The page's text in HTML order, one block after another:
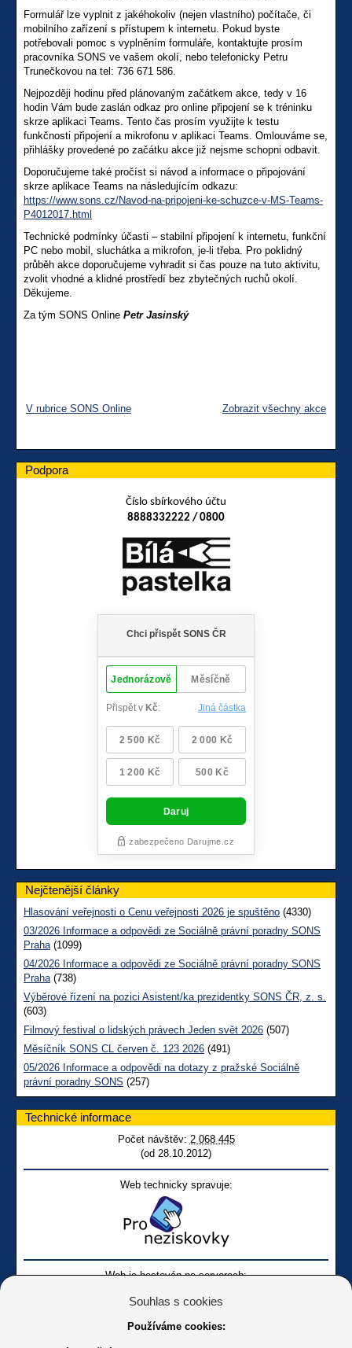
Formulář lze vyplnit z jakéhokoliv (nejen vlastního) počítače, či
mobilního zařízení s přístupem k internetu. Pokud byste
potřebovali pomoc s vyplněním formuláře, kontaktujte prosím
pracovníka SONS ve vašem okolí, nebo telefonicky Petru
Trunečkovou na tel: 736 671 586.
Nejpozději hodinu před plánovaným začátkem akce, tedy v 16
hodin Vám bude zaslán odkaz pro online připojení se k tréninku
skrze aplikaci Teams. Tento čas prosím využijte k testu
funkčnosti připojení a mikrofonu v aplikaci Teams. Omlouváme se,
přihlášky provedené po začátku akce již nejsme schopni odbavit.
Doporučujeme také pročíst si návod a informace o připojování
skrze aplikace Teams na následujícím odkazu:
https://www.sons.cz/Navod-na-pripojeni-ke-schuzce-v-MS-Teams-
P4012017.html
Technické podmínky účasti – stabilní připojení k internetu, funkční
PC nebo mobil, sluchátka a mikrofon, je-li třeba. Pro poklidný
průběh akce doporučujeme vyhradit si čas pouze na tuto aktivitu,
zvolit vhodné a klidné prostředí bez zbytečných ruchů okolí.
Děkujeme.
Za tým SONS Online Petr Jasinský
V rubrice SONS Online Zobrazit všechny akce
Podpora
Číslo sbírkového účtu
8888332222 / 0800
Nejčtenější články
Hlasování veřejnosti o Cenu veřejnosti 2026 je spuštěno (4330)
03/2026 Informace a odpovědi ze Sociálně právní poradny SONS
Praha(1099)
04/2026 Informace a odpovědi ze Sociálně právní poradny SONS
Praha(738)
Výběrové řízení na pozici Asistent/ka prezidentky SONS ČR, z. s.
(603)
Filmový festival o lidských právech Jeden svět 2026 (507)
Měsíčník SONS CL červen č. 123 2026 (491)
05/2026 Informace a odpovědi na dotazy z pražské Sociálně
právní poradny SONS (257)
Technické informace
Počet návštěv: 2 068 445
(od 28.10.2012)
Web technicky spravuje:
Web je hostován na serverech:
Souhlas s cookies
Používáme cookies: